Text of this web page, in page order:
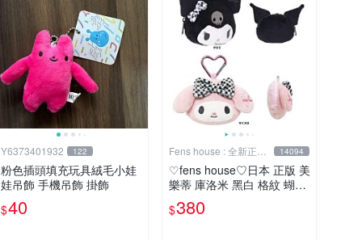
Y6373401932 122
粉色插頭填充玩具絨毛小娃
娃吊飾 手機吊飾 掛飾
$40
Fens house : 全新正版 14094
♡fens house♡日本 正版 美
樂蒂 庫洛米 黑白 格紋 蝴蝶
結 造型 小物包 收納包 零錢
包 吊飾 愛心 扣環
$380